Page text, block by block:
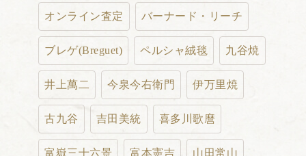
オンライン査定 バーナード・リーチ
ブレゲ(Breguet) ペルシャ絨毯 九谷焼
井上萬二 今泉今右衛門 伊万里焼
古九谷 吉田美統 喜多川歌麿
富嶽三十六景 富本憲吉 山田常山